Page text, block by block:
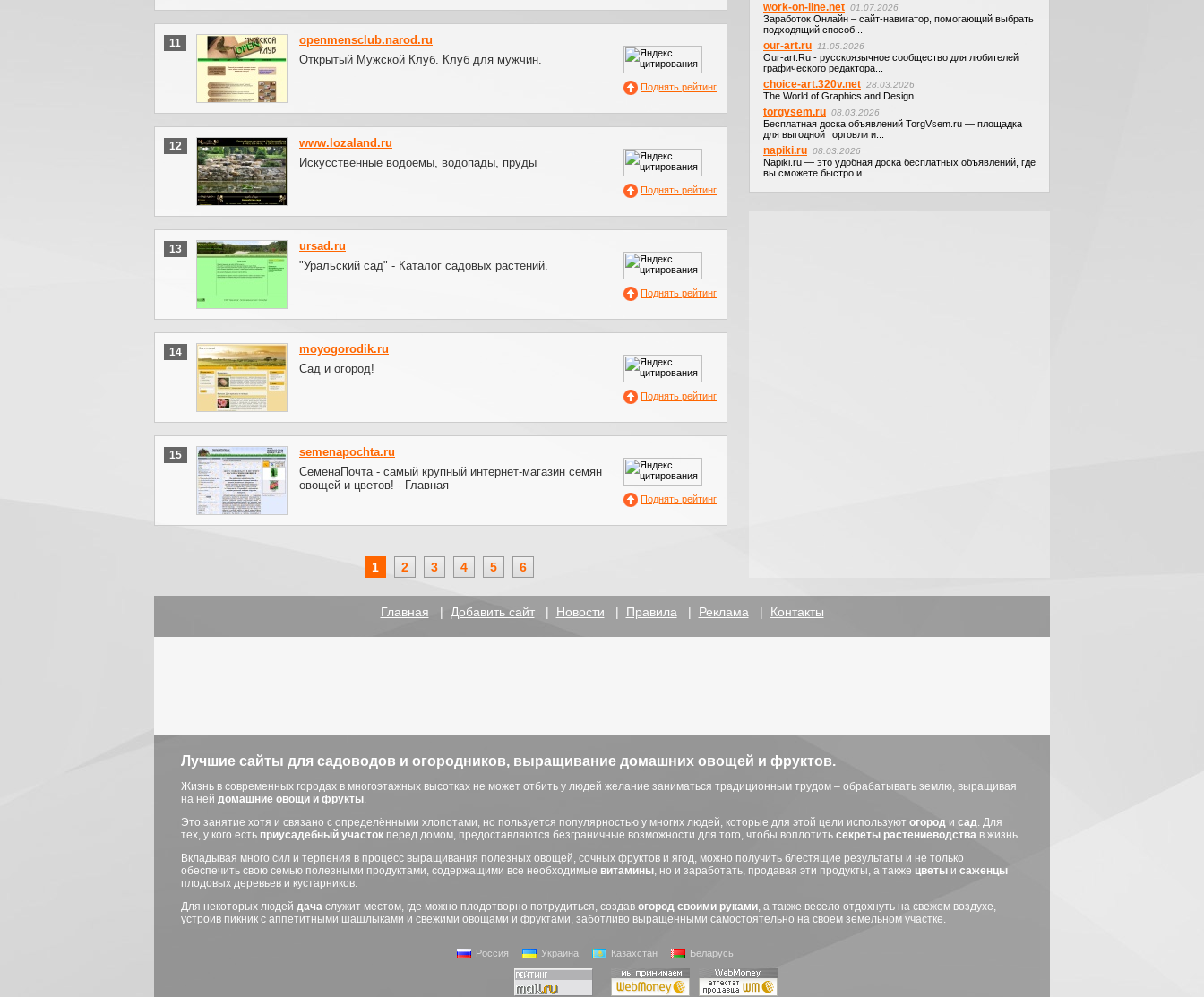
11
openmensclub.narod.ru
Открытый Мужской Клуб. Клуб для мужчин.
Поднять рейтинг
12
www.lozaland.ru
Искусственные водоемы, водопады, пруды
Поднять рейтинг
13
ursad.ru
"Уральский сад" - Каталог садовых растений.
Поднять рейтинг
14
moyogorodik.ru
Сад и огород!
Поднять рейтинг
15
semenapochta.ru
СеменаПочта - самый крупный интернет-магазин семян
овощей и цветов! - Главная
Поднять рейтинг
1 2 3 4 5 6
work-on-line.net 01.07.2026
Заработок Онлайн – сайт-навигатор, помогающий выбрать
подходящий способ...
our-art.ru 11.05.2026
Our-art.Ru - русскоязычное сообщество для любителей
графического редактора...
choice-art.320v.net 28.03.2026
The World of Graphics and Design...
torgvsem.ru 08.03.2026
Бесплатная доска объявлений TorgVsem.ru — площадка
для выгодной торговли и...
napiki.ru 08.03.2026
Napiki.ru — это удобная доска бесплатных объявлений, где
вы сможете быстро и...
Главная | Добавить сайт| Новости | Правила | Реклама | Контакты
Лучшие сайты для садоводов и огородников, выращивание домашних овощей и фруктов.
Жизнь в современных городах в многоэтажных высотках не может отбить у людей желание заниматься традиционным трудом – обрабатывать землю, выращивая
на ней домашние овощи и фрукты.
Это занятие хотя и связано с определёнными хлопотами, но пользуется популярностью у многих людей, которые для этой цели используют огород и сад. Для
тех, у кого есть приусадебный участок перед домом, предоставляются безграничные возможности для того, чтобы воплотить секреты растениеводства в жизнь.
Вкладывая много сил и терпения в процесс выращивания полезных овощей, сочных фруктов и ягод, можно получить блестящие результаты и не только
обеспечить свою семью полезными продуктами, содержащими все необходимые витамины, но и заработать, продавая эти продукты, а также цветы и саженцы
плодовых деревьев и кустарников.
Для некоторых людей дача служит местом, где можно плодотворно потрудиться, создав огород своими руками, а также весело отдохнуть на свежем воздухе,
устроив пикник с аппетитными шашлыками и свежими овощами и фруктами, заботливо выращенными самостоятельно на своём земельном участке.
Россия Украина Казахстан Беларусь